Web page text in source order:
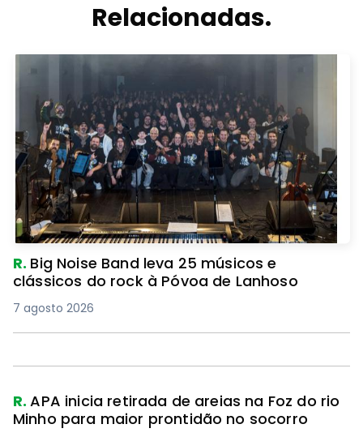
Relacionadas.
R. Big Noise Band leva 25 músicos e
clássicos do rock à Póvoa de Lanhoso
7 agosto 2026
R.APA inicia retirada de areias na Foz do rio
Minho para maior prontidão no socorro